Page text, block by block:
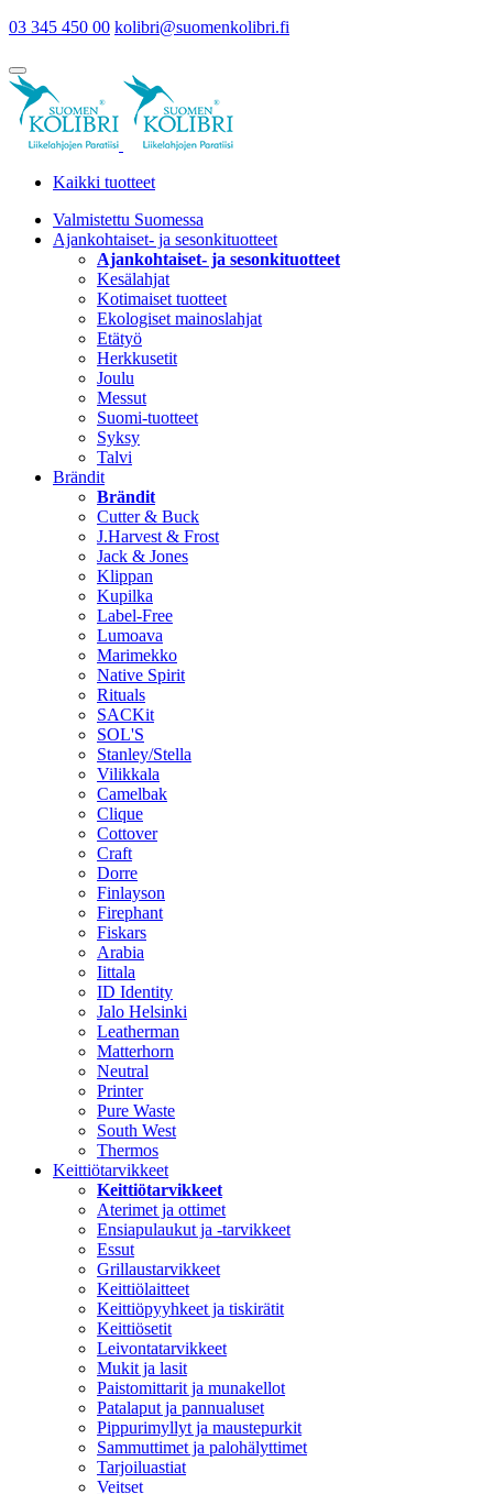
03 345 450 00 kolibri@suomenkolibri.fi
Kaikki tuotteet
Valmistettu Suomessa
Ajankohtaiset- ja sesonkituotteet
Ajankohtaiset- ja sesonkituotteet
Kesälahjat
Kotimaiset tuotteet
Ekologiset mainoslahjat
Etätyö
Herkkusetit
Joulu
Messut
Suomi-tuotteet
Syksy
Talvi
Brändit
Brändit
Cutter & Buck
J.Harvest & Frost
Jack & Jones
Klippan
Kupilka
Label-Free
Lumoava
Marimekko
Native Spirit
Rituals
SACKit
SOL'S
Stanley/Stella
Vilikkala
Camelbak
Clique
Cottover
Craft
Dorre
Finlayson
Firephant
Fiskars
Arabia
Iittala
ID Identity
Jalo Helsinki
Leatherman
Matterhorn
Neutral
Printer
Pure Waste
South West
Thermos
Keittiötarvikkeet
Keittiötarvikkeet
Aterimet ja ottimet
Ensiapulaukut ja -tarvikkeet
Essut
Grillaustarvikkeet
Keittiölaitteet
Keittiöpyyhkeet ja tiskirätit
Keittiösetit
Leivontatarvikkeet
Mukit ja lasit
Paistomittarit ja munakellot
Patalaput ja pannualuset
Pippurimyllyt ja maustepurkit
Sammuttimet ja palohälyttimet
Tarjoiluastiat
Veitset